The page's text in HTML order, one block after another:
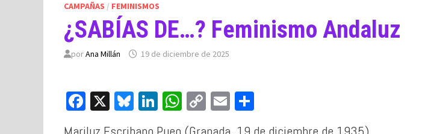
CAMPAÑAS / FEMINISMOS
¿SABÍAS DE…? Feminismo Andaluz
porAna Millán 19 de diciembre de 2025
Fa
ce
X
Bl Li
n
W
h
C
E
m o